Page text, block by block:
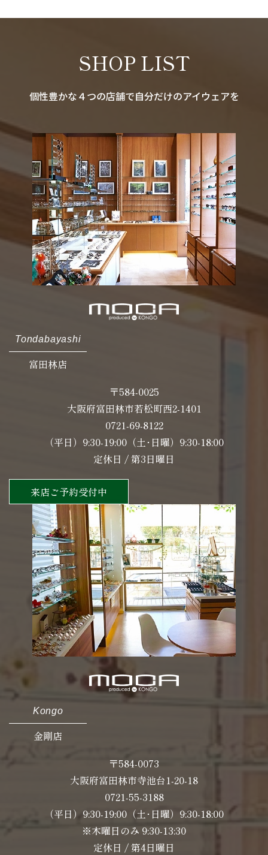
SHOP LIST
個性豊かな４つの店舗で自分だけのアイウェアを
Tondabayashi
富田林店
〒584-0025
大阪府富田林市若松町西2-1401
0721-69-8122
（平日）9:30-19:00（土･日曜）9:30-18:00
定休日 / 第3日曜日
来店ご予約受付中
Kongo
金剛店
〒584-0073
大阪府富田林市寺池台1-20-18
0721-55-3188
（平日）9:30-19:00（土･日曜）9:30-18:00
※木曜日のみ 9:30-13:30
定休日 / 第4日曜日